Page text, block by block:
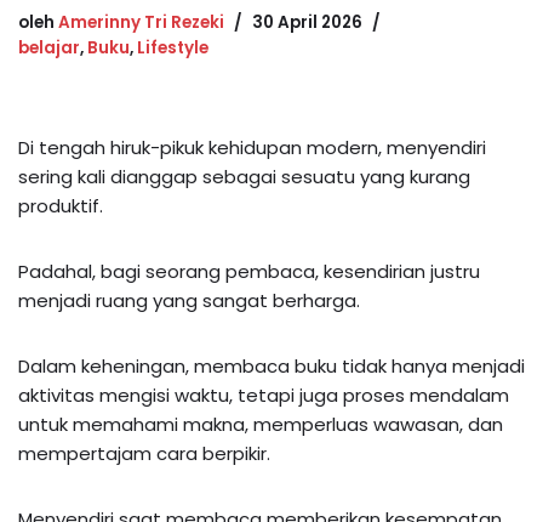
oleh Amerinny Tri Rezeki
30 April 2026
belajar, Buku, Lifestyle
Di tengah hiruk-pikuk kehidupan modern, menyendiri
sering kali dianggap sebagai sesuatu yang kurang
produktif.
Padahal, bagi seorang pembaca, kesendirian justru
menjadi ruang yang sangat berharga.
Dalam keheningan, membaca buku tidak hanya menjadi
aktivitas mengisi waktu, tetapi juga proses mendalam
untuk memahami makna, memperluas wawasan, dan
mempertajam cara berpikir.